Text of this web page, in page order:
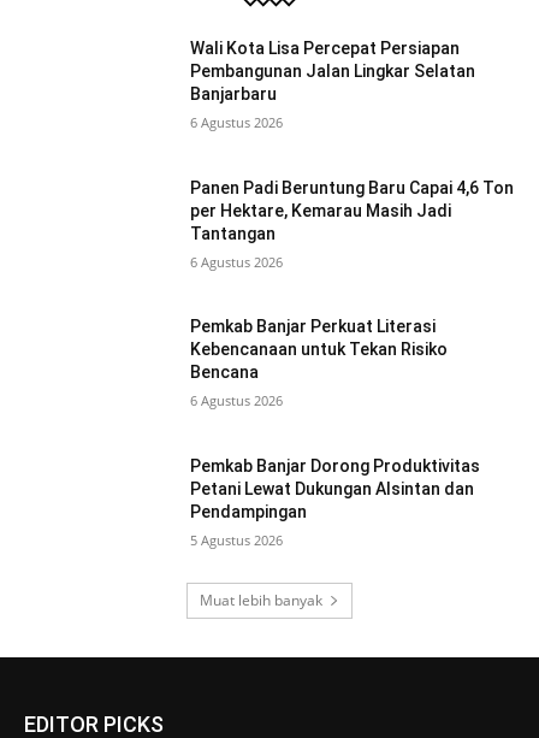
Wali Kota Lisa Percepat Persiapan
Pembangunan Jalan Lingkar Selatan
Banjarbaru
6 Agustus 2026
Panen Padi Beruntung Baru Capai 4,6 Ton
per Hektare, Kemarau Masih Jadi
Tantangan
6 Agustus 2026
Pemkab Banjar Perkuat Literasi
Kebencanaan untuk Tekan Risiko
Bencana
6 Agustus 2026
Pemkab Banjar Dorong Produktivitas
Petani Lewat Dukungan Alsintan dan
Pendampingan
5 Agustus 2026
Muat lebih banyak
EDITOR PICKS